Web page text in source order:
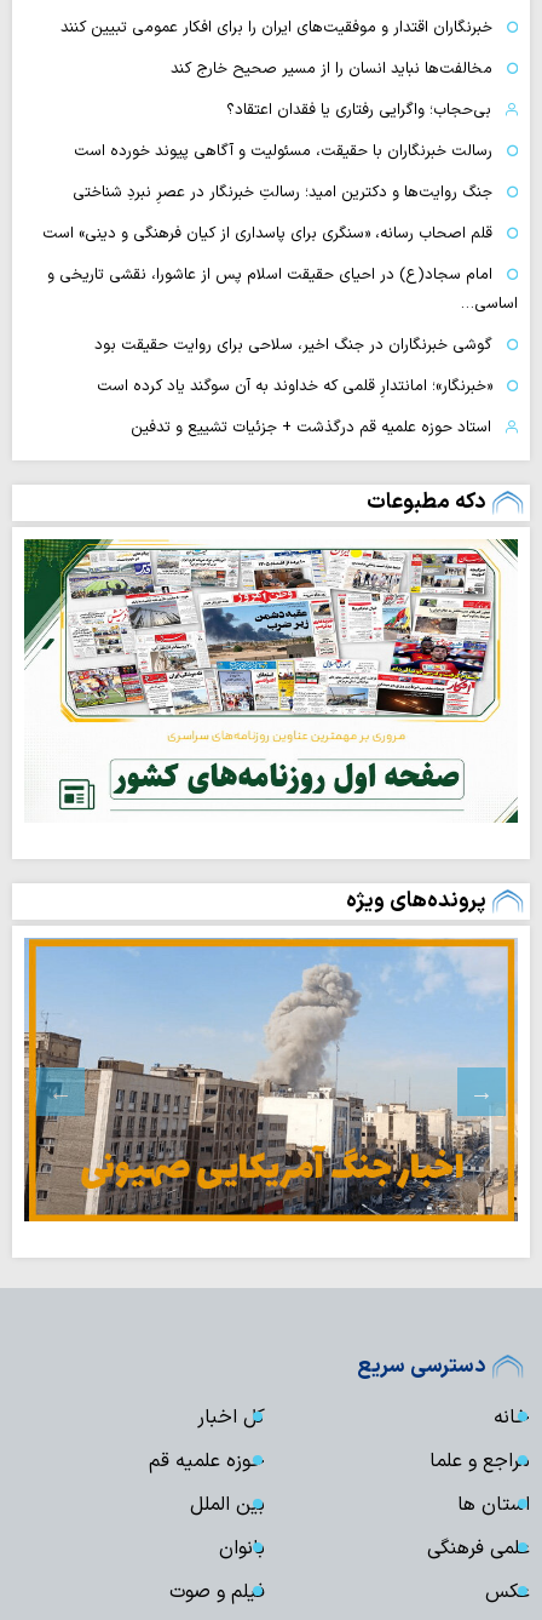
خبرنگاران اقتدار و موفقیت‌های ایران را برای افکار عمومی تبیین کنند
مخالفت‌ها نباید انسان را از مسیر صحیح خارج کند
بی‌حجاب؛ واگرایی رفتاری یا فقدان اعتقاد؟
رسالت خبرنگاران با حقیقت، مسئولیت و آگاهی پیوند خورده است
جنگ روایت‌ها و دکترین امید؛ رسالتِ خبرنگار در عصرِ نبردِ شناختی
قلم اصحاب رسانه، «سنگری برای پاسداری از کیان فرهنگی و دینی» است
امام سجاد(ع) در احیای حقیقت اسلام پس از عاشورا، نقشی تاریخی و
اساسی…
گوشی خبرنگاران در جنگ اخیر، سلاحی برای روایت حقیقت بود
«خبرنگار»؛ امانتدارِ قلمی که خداوند به آن سوگند یاد کرده است
استاد حوزه علمیه قم درگذشت + جزئیات تشییع و تدفین
دکه مطبوعات
پرونده‌های ویژه
دسترسی سریع
خانه
کل اخبار
مراجع و علما
حوزه علمیه قم
استان ها
بین الملل
علمی فرهنگی
بانوان
عکس
فیلم و صوت